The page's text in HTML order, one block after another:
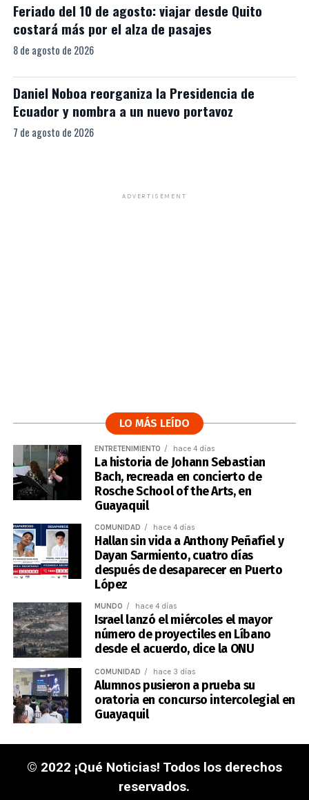
Feriado del 10 de agosto: viajar desde Quito
costará más por el alza de pasajes
8 de agosto de 2026
Daniel Noboa reorganiza la Presidencia de
Ecuador y nombra a un nuevo portavoz
7 de agosto de 2026
ADVERTISEMENT
LO MÁS LEÍDO
ENTRETENIMIENTO hace 4 días
La historia de Johann Sebastian
Bach, recreada en concierto de
Rosche School of the Arts, en
Guayaquil
COMUNIDAD hace 4 días
Hallan sin vida a Anthony Peñafiel y
Dayan Sarmiento, cuatro días
después de desaparecer en Puerto
López
MUNDO hace 4 días
Israel lanzó el miércoles el mayor
número de proyectiles en Líbano
desde el acuerdo, dice la ONU
COMUNIDAD hace 3 días
Alumnos pusieron a prueba su
oratoria en concurso intercolegial en
Guayaquil
© 2022 ¡Qué Noticias! Todos los derechos
reservados.